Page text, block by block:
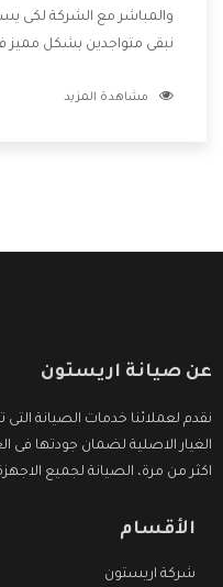
والمباشر مع الشركة لكى
نبقى متواجدين بشكل مميز
الشركة بها والتى تكون
مشاهدة المزيد
عن صيانة اريستون
نقدم لعملائنا خدمات الصيانة
الغيار الاصلية لضمان جودتها
اكثر من مرة، الصيانة لجميع
الأقسام
شركة اريستون